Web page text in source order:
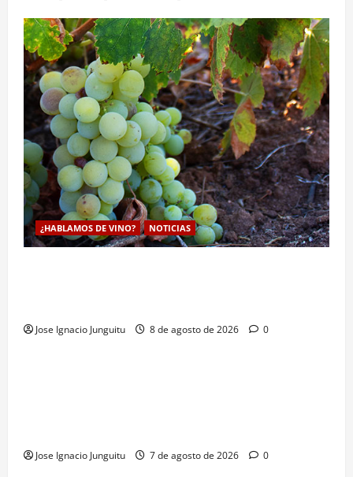
¿HABLAMOS DE VINO? NOTICIAS
Jose Ignacio Junguitu 8 de agosto de 2026 0
¿HABLAMOS DE VINO? NOTICIAS VINO
Jose Ignacio Junguitu 7 de agosto de 2026 0